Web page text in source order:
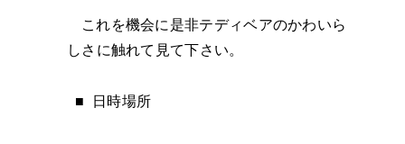
これを機会に是非テディベアのかわいら
しさに触れて見て下さい。
■ 日時場所